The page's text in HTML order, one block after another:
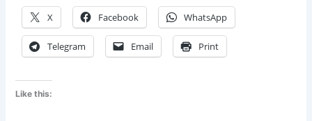
X Facebook WhatsApp
Telegram Email Print
Like this: